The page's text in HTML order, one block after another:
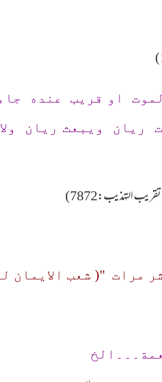
او قريب عنده
ويبعث ريان
التہذیب:7872)